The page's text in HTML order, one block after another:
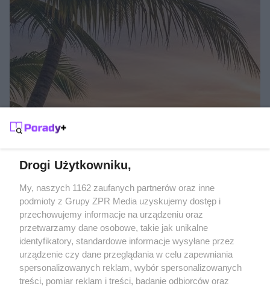
Żaden utwór zamieszczony w serwisie nie może być powielany i
rozpowszechniany lub dalej rozpowszechniany w jakikolwiek sposób
(w tym także elektroniczny lub mechaniczny) na jakimkolwiek polu
eksploatacji w jakiejkolwiek formie, włącznie z umieszczaniem w
Internecie bez pisemnej zgody właściciela praw. Jakiekolwiek użycie
lub wykorzystanie utworów w całości lub w części z naruszeniem
prawa, tzn. bez właściwej zgody, jest zabronione pod groźbą kary i
może być ścigane prawnie.
Drogi Użytkowniku,
My, naszych 1162 zaufanych partnerów oraz inne
podmioty z Grupy ZPR Media uzyskujemy dostęp i
przechowujemy informacje na urządzeniu oraz
przetwarzamy dane osobowe, takie jak unikalne
identyfikatory, standardowe informacje wysyłane przez
urządzenie czy dane przeglądania w celu zapewniania
spersonalizowanych reklam, wybór spersonalizowanych
treści, pomiar reklam i treści, badanie odbiorców oraz